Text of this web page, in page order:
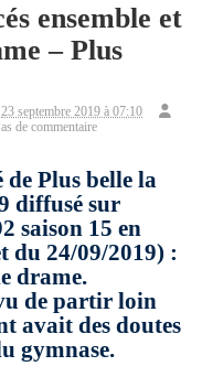
ensemble et
– Plus
23 septembre 2019 à 07:10
de commentaire
de Plus belle la
diffusé sur
saison 15 en
du 24/09/2019) :
drame.
de partir loin
avait des doutes
gymnase.